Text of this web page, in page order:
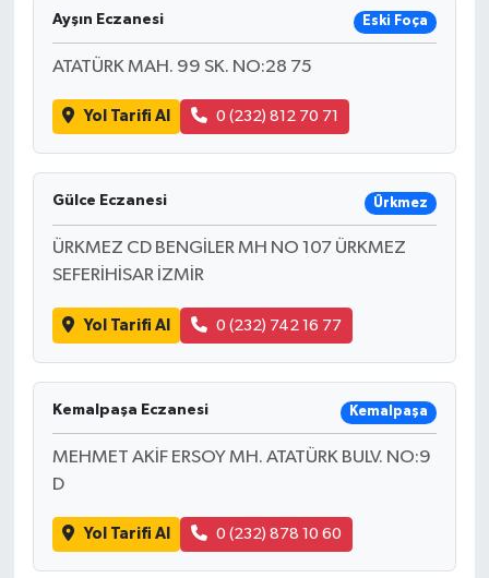
Ayşın Eczanesi Eski Foça
ATATÜRK MAH. 99 SK. NO:28 75
Yol Tarifi Al 0 (232) 812 70 71
Gülce Eczanesi Ürkmez
ÜRKMEZ CD BENGİLER MH NO 107 ÜRKMEZ
SEFERİHİSAR İZMİR
Yol Tarifi Al 0 (232) 742 16 77
Kemalpaşa Eczanesi Kemalpaşa
MEHMET AKİF ERSOY MH. ATATÜRK BULV. NO:9
D
Yol Tarifi Al 0 (232) 878 10 60